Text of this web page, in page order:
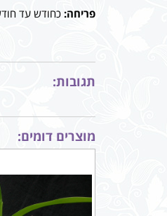
פריחה: כחודש עד
תגובות:
מוצרים דומים: